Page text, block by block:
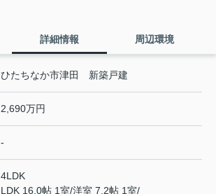
詳細情報 周辺環境
ひたちなか市津田 新築戸建
2,690万円
-
4LDK
LDK 16.0帖 1室/洋室 7.2帖 1室/